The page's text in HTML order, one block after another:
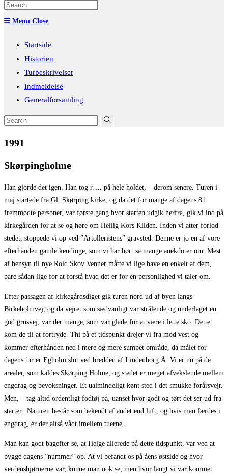
search
Menu Close
Startside
Historien
Turbeskrivelser
Indmeldelse
Generalforsamling
Search
website
1991
Skørpingholme
Han gjorde det igen. Han tog r…. på hele holdet, – derom senere. Turen i
maj startede fra Gl. Skørping kirke, og da det for mange af dagens 81
fremmødte personer, var første gang hvor starten udgik herfra, gik vi ind på
kirkegården for at se og høre om Hellig Kors Kilden. Inden vi atter forlod
stedet, stoppede vi op ved ”Artolleristens” gravsted. Denne er jo en af vore
efterhånden gamle kendinge, som vi har hørt så mange anekdoter om. Mest
af hensyn til nye Rold Skov Venner måtte vi lige have en enkelt af dem,
bare sådan lige for at forstå hvad det er for en personlighed vi taler om.
Efter passagen af kirkegårdsdiget gik turen nord ud af byen langs
Birkeholmvej, og da vejret som sædvanligt var strålende og underlaget en
god grusvej, var der mange, som var glade for at være i lette sko. Dette
kom de til at fortryde. Thi på et tidspunkt drejer vi fra mod vest og
kommer efterhånden ned i mere og mere sumpet område, da målet for
dagens tur er Egholm slot ved bredden af Lindenborg Å. Vi er nu på de
arealer, som kaldes Skørping Holme, og stedet er meget afvekslende mellem
engdrag og bevoksninger. Et ualmindeligt kønt sted i det smukke forårsvejr.
Men, – tag altid ordentligt fodtøj på, uanset hvor godt og tørt det ser ud fra
starten. Naturen består som bekendt af andet end luft, og hvis man færdes i
engdrag, er der altså vådt imellem tuerne.
Man kan godt bagefter se, at Helge allerede på dette tidspunkt, var ved at
bygge dagens ”nummer” op. At vi befandt os på åens østside og hvor
verdenshjørnerne var, kunne man nok se, men hvor langt vi var kommet